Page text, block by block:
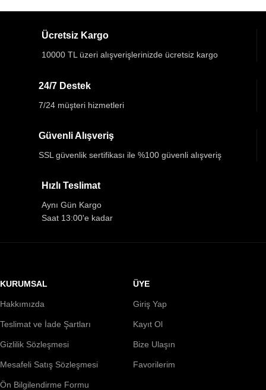
Ücretsiz Kargo
10000 TL üzeri alışverişlerinizde ücretsiz kargo
24/7 Destek
7/24 müşteri hizmetleri
Güvenli Alışveriş
SSL güvenlik sertifikası ile %100 güvenli alışveriş
Hızlı Teslimat
Aynı Gün Kargo
Saat 13:00'e kadar
KURUMSAL
Hakkımızda
Teslimat ve İade Şartları
Gizlilik Sözleşmesi
Mesafeli Satış Sözleşmesi
Ön Bilgilendirme Formu
ÜYE
Giriş Yap
Kayıt Ol
Bize Ulaşın
Favorilerim